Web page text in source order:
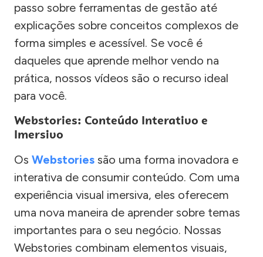
passo sobre ferramentas de gestão até
explicações sobre conceitos complexos de
forma simples e acessível. Se você é
daqueles que aprende melhor vendo na
prática, nossos vídeos são o recurso ideal
para você.
Webstories: Conteúdo Interativo e
Imersivo
Os Webstories são uma forma inovadora e
interativa de consumir conteúdo. Com uma
experiência visual imersiva, eles oferecem
uma nova maneira de aprender sobre temas
importantes para o seu negócio. Nossas
Webstories combinam elementos visuais,